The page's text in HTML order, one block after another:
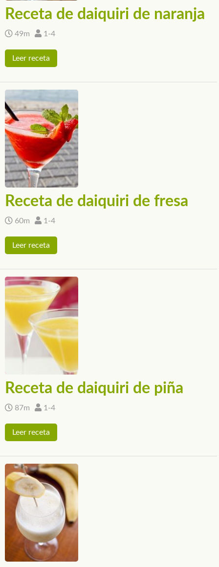
Receta de daiquiri de naranja
49m 1-4
Leer receta
Receta de daiquiri de fresa
60m 1-4
Leer receta
Receta de daiquiri de piña
87m 1-4
Leer receta